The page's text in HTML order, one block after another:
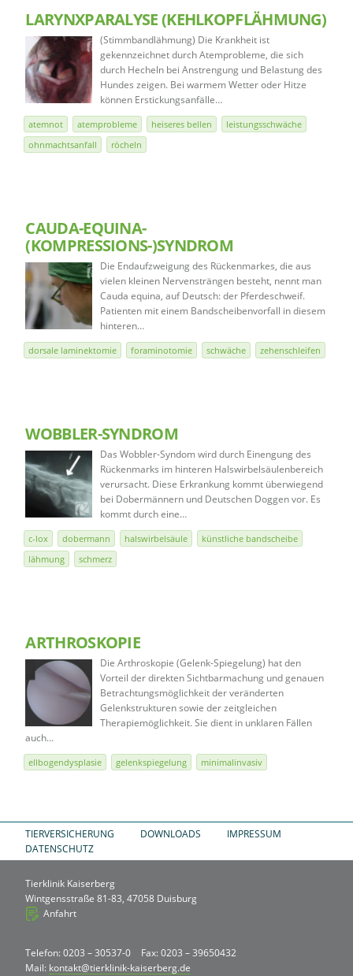
LARYNXPARALYSE (KEHLKOPFLÄHMUNG)
(Stimmbandlähmung) Die Krankheit ist
gekennzeichnet durch Atemprobleme, die sich
durch Hecheln bei Anstrengung und Belastung des
Hundes zeigen. Bei warmem Wetter oder Hitze
können Erstickungsanfälle…
atemnot atemprobleme heiseres bellen
leistungsschwäche
ohnmachtsanfall
röcheln
CAUDA-EQUINA-
(KOMPRESSIONS-)SYNDROM
Die Endaufzweigung des Rückenmarkes, die aus
vielen kleinen Nervensträngen besteht, nennt man
Cauda equina, auf Deutsch: der Pferdeschweif.
Patienten mit einem Bandscheibenvorfall in diesem
hinteren…
dorsale laminektomie foraminotomie schwäche zehenschleifen
WOBBLER-SYNDROM
Das Wobbler-Syndom wird durch Einengung des
Rückenmarks im hinteren Halswirbelsäulenbereich
verursacht. Diese Erkrankung kommt überwiegend
bei Dobermännern und Deutschen Doggen vor. Es
kommt durch eine…
c-lox dobermann halswirbelsäule
künstliche bandscheibe
lähmung
schmerz
ARTHROSKOPIE
Die Arthroskopie (Gelenk-Spiegelung) hat den
Vorteil der direkten Sichtbarmachung und genauen
Betrachtungsmöglichkeit der veränderten
Gelenkstrukturen sowie der zeitgleichen
Therapiemöglichkeit. Sie dient in unklaren Fällen
auch…
ellbogendysplasie gelenkspiegelung minimalinvasiv
TIERVERSICHERUNG DOWNLOADS
IMPRESSUM
DATENSCHUTZ
Tierklinik Kaiserberg
Wintgensstraße 81-83, 47058 Duisburg
Anfahrt
Telefon: 0203 – 30537-0
Fax: 0203 – 39650432
Mail: kontakt@tierklinik-kaiserberg.de